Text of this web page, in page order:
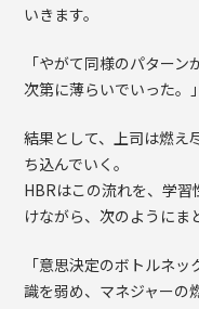
いきます。
「やがて同様のパター
次第に薄らいでいった。」
結果として、上司は燃え
ち込んでいく。
HBRはこの流れを、学
けながら、次のようにま
「意思決定のボトルネ
識を弱め、マネジャーの